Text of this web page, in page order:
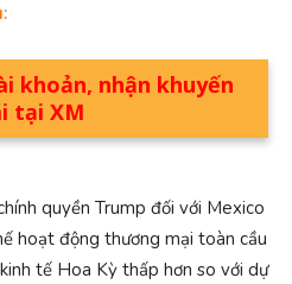
khoản, nhận khuyến
tại XM
quyền Trump đối với Mexico
hoạt động thương mại toàn cầu
tế Hoa Kỳ thấp hơn so với dự